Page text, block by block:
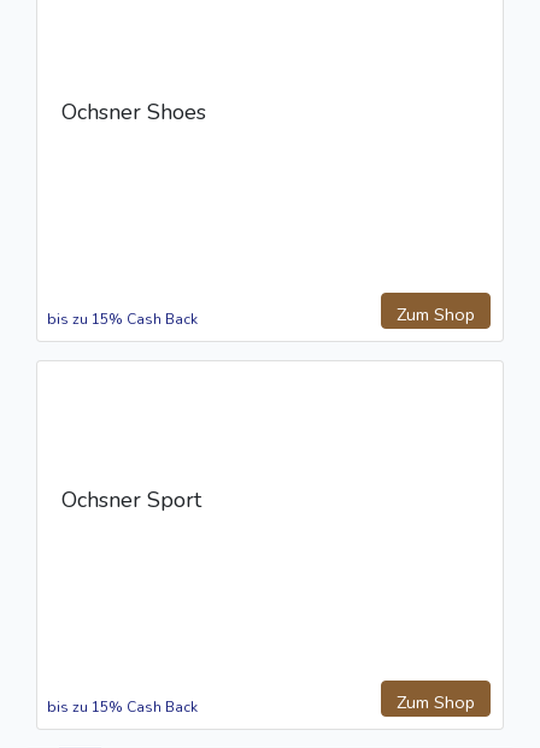
Ochsner Shoes
Zum Shop
bis zu 15% Cash Back
Ochsner Sport
Zum Shop
bis zu 15% Cash Back